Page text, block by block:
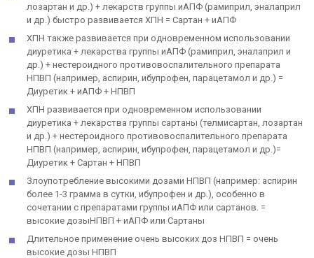
лозартан и др.) + лекарств группы иАПФ (рамиприл, эналаприл
и др.) быстро развивается ХПН = Сартан + иАПФ
ХПН также развивается при одновременном использовании
диуретика + лекарства группы иАПФ (рамиприл, эналаприл и
др.) + нестероидного противовоспалительного препарата
НПВП (например, аспирин, ибупрофен, парацетамол и др.) =
Диуретик + иАПФ + НПВП
ХПН развивается при одновременном использовании
диуретика + лекарства группы сартаны (телмисартан, лозартан
и др.) + нестероидного противовоспалительного препарата
НПВП (например, аспирин, ибупрофен, парацетамол и др.)=
Диуретик + Сартан + НПВП
Злоупотребление высокими дозами НПВП (например: аспирин
более 1-3 грамма в сутки, ибупрофен и др.), особенно в
сочетании с препаратами группы иАПФ или сартанов. =
высокие дозыНПВП + иАПФ или Сартаны
Длительное применение очень высоких доз НПВП = очень
высокие дозы НПВП